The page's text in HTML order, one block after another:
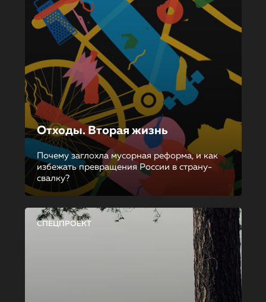
Отходы. Вторая жизнь
Почему заглохла мусорная реформа, и как
избежать превращения России в страну-
свалку?
СПЕЦПРОЕКТ